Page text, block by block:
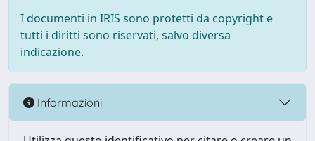
I documenti in IRIS sono protetti da copyright e
tutti i diritti sono riservati, salvo diversa
indicazione.
Informazioni